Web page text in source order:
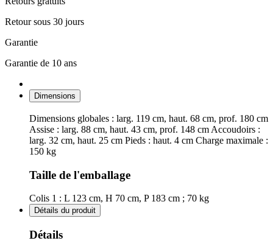
Retour sous 30 jours
Garantie
Garantie de 10 ans
Dimensions
Dimensions globales : larg. 119 cm, haut. 68 cm, prof. 180 cm
Assise : larg. 88 cm, haut. 43 cm, prof. 148 cm Accoudoirs :
larg. 32 cm, haut. 25 cm Pieds : haut. 4 cm Charge maximale :
150 kg
Taille de l'emballage
Colis 1 : L 123 cm, H 70 cm, P 183 cm ; 70 kg
Détails du produit
Détails